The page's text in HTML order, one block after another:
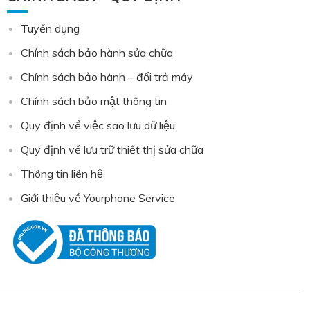
Tuyển dụng
Chính sách bảo hành sửa chữa
Chính sách bảo hành – đổi trả máy
Chính sách bảo mật thông tin
Quy định về việc sao lưu dữ liệu
Quy định về lưu trữ thiết thị sửa chữa
Thông tin liên hệ
Giới thiệu về Yourphone Service